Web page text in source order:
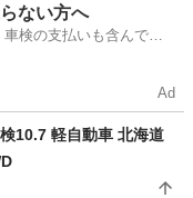
預かり金
ない方へ
車検の支払いも含んでい
Ad
10.7 軽自動車 北海道
4WD